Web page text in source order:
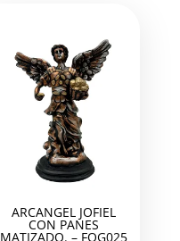
ARCANGEL JOFIEL
CON PANES
MATIZADO. – FOG025